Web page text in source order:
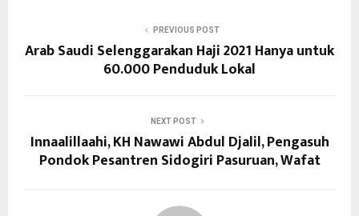
PREVIOUS POST
Arab Saudi Selenggarakan Haji 2021 Hanya untuk
60.000 Penduduk Lokal
NEXT POST
Innaalillaahi, KH Nawawi Abdul Djalil, Pengasuh
Pondok Pesantren Sidogiri Pasuruan, Wafat